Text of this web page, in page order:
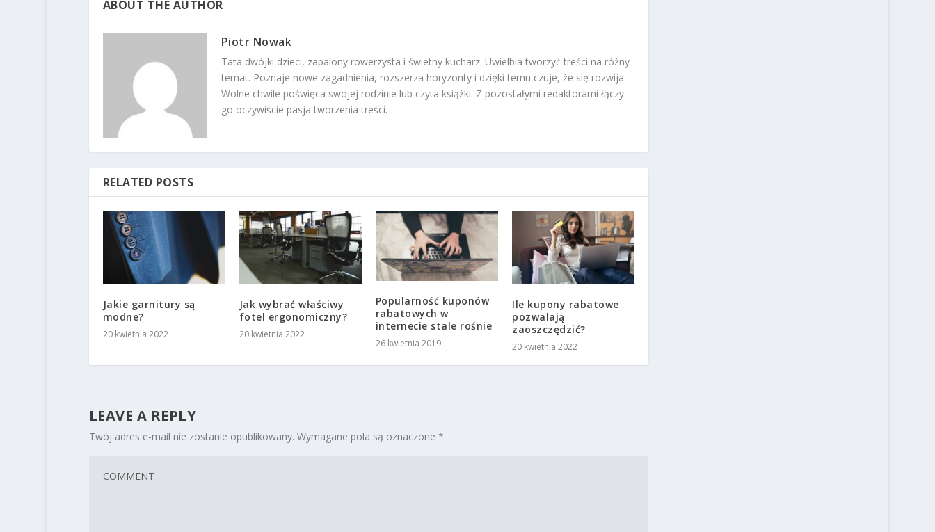
ABOUT THE AUTHOR
Piotr Nowak
Tata dwójki dzieci, zapalony rowerzysta i świetny kucharz. Uwielbia tworzyć treści na różny
temat. Poznaje nowe zagadnienia, rozszerza horyzonty i dzięki temu czuje, że się rozwija.
Wolne chwile poświęca swojej rodzinie lub czyta książki. Z pozostałymi redaktorami łączy
go oczywiście pasja tworzenia treści.
RELATED POSTS
Jakie garnitury są
modne?
20 kwietnia 2022
Jak wybrać właściwy
fotel ergonomiczny?
20 kwietnia 2022
Popularność kuponów
rabatowych w
internecie stale rośnie
26 kwietnia 2019
Ile kupony rabatowe
pozwalają
zaoszczędzić?
20 kwietnia 2022
LEAVE A REPLY
Twój adres e-mail nie zostanie opublikowany. Wymagane pola są oznaczone *